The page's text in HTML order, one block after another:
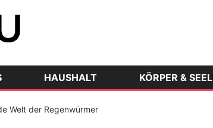
HAUSHALT KÖRPER &
Welt der Regenwürmer